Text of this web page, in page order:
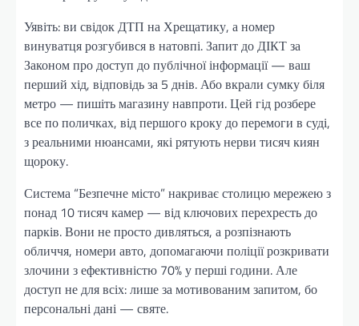
Уявіть: ви свідок ДТП на Хрещатику, а номер
винуватця розгубився в натовпі. Запит до ДІКТ за
Законом про доступ до публічної інформації — ваш
перший хід, відповідь за 5 днів. Або вкрали сумку біля
метро — пишіть магазину навпроти. Цей гід розбере
все по поличках, від першого кроку до перемоги в суді,
з реальними нюансами, які рятують нерви тисяч киян
щороку.
Система “Безпечне місто” накриває столицю мережею з
понад 10 тисяч камер — від ключових перехресть до
парків. Вони не просто дивляться, а розпізнають
обличчя, номери авто, допомагаючи поліції розкривати
злочини з ефективністю 70% у перші години. Але
доступ не для всіх: лише за мотивованим запитом, бо
персональні дані — святе.